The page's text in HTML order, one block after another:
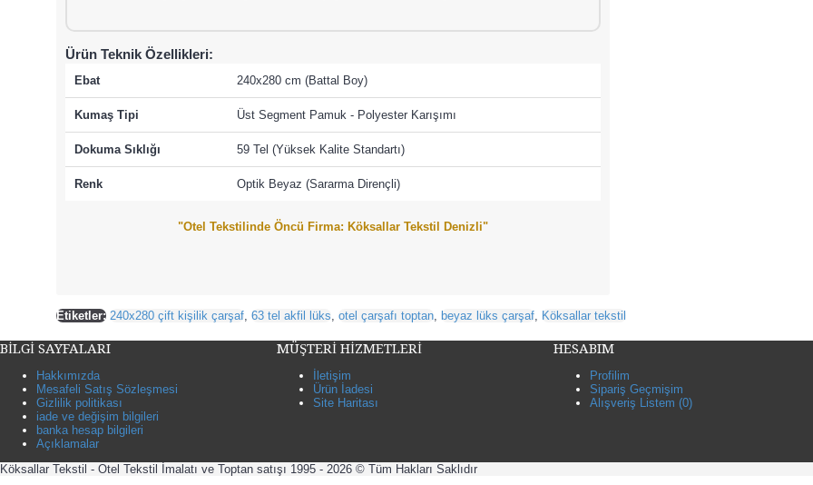
Ürün Teknik Özellikleri:
Ebat 240x280 cm (Battal Boy)
Kumaş Tipi Üst Segment Pamuk - Polyester Karışımı
Dokuma Sıklığı 59 Tel (Yüksek Kalite Standartı)
Renk Optik Beyaz (Sararma Dirençli)
"Otel Tekstilinde Öncü Firma: Köksallar Tekstil Denizli"
Etiketler: 240x280 çift kişilik çarşaf 63 tel akfil lüks otel çarşafı toptan beyaz lüks çarşaf Köksallar tekstil
BİLGİ SAYFALARI
Hakkımızda
Mesafeli Satış Sözleşmesi
Gizlilik politikası
iade ve değişim bilgileri
banka hesap bilgileri
Açıklamalar
MÜŞTERİ HİZMETLERİ
İletişim
Ürün İadesi
Site Haritası
HESABIM
Profilim
Sipariş Geçmişim
Alışveriş Listem (0)
Köksallar Tekstil - Otel Tekstil İmalatı ve Toptan satışı 1995 - 2026 © Tüm Hakları Saklıdır